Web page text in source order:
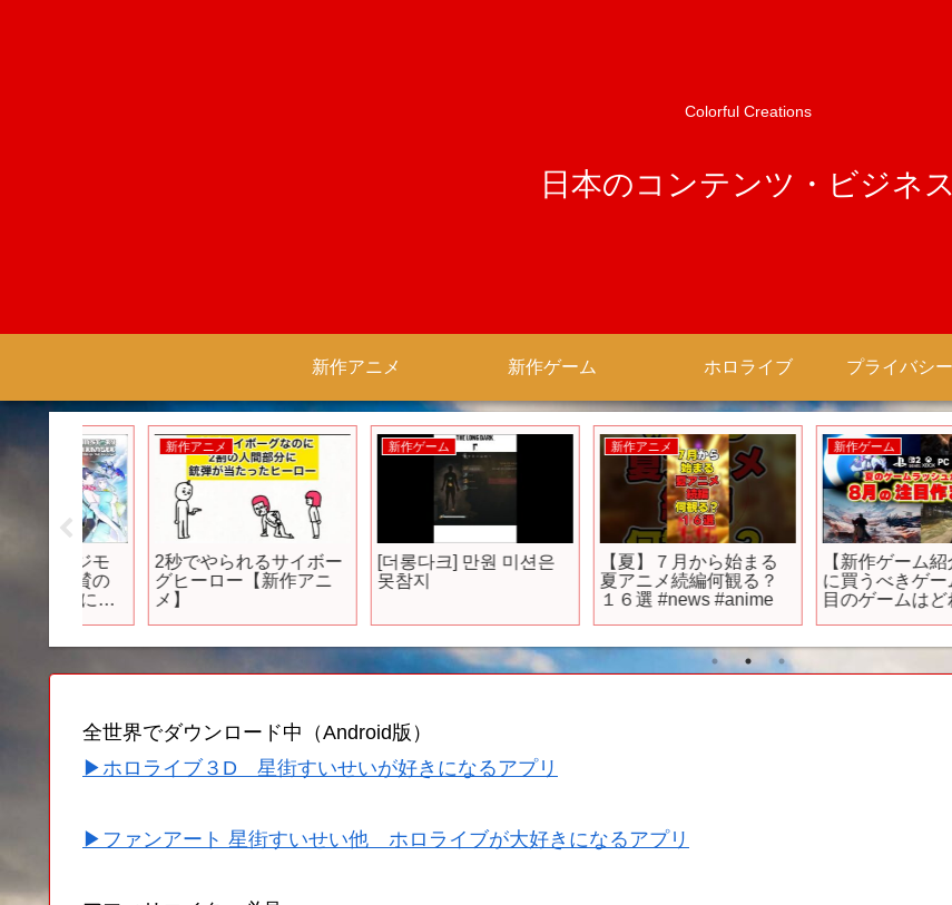
Colorful Creations
日本のコンテンツ・ビジネス
新作アニメ 新作ゲーム ホロライブ
新作アニメ
2秒でやられるサイボー
グヒーロー【新作アニ
メ】
[더롱다크] 만원 미션은
못참지
【夏】７月から始まる
夏アニメ続編何観る？
１６選 #news #anime
新作ゲーム
【新作ゲーム紹介】8月
に買うべきゲームや注
目のゲームはどれ？鬼
ームに正直思うところ
【PS5/Switch2/おすす
全世界でダウンロード中（Android版）
▶ホロライブ３D 星街すいせいが好きになるアプリ
▶ファンアート 星街すいせい他 ホロライブが大好きになるアプリ